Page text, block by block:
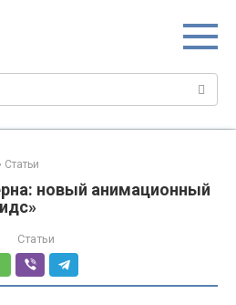
Статьи
новый анимационный
Статьи